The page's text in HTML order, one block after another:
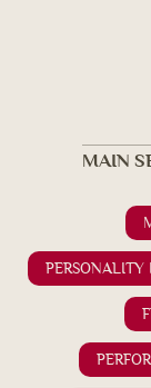
MAIN
PERSONALITY